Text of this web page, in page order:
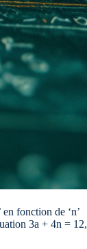
fonction de ‘n’
3a + 4n = 12,